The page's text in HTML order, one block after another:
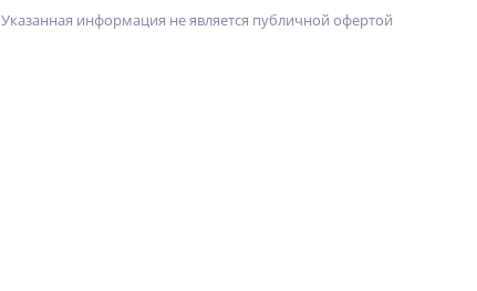
Указанная информация не является публичной офертой